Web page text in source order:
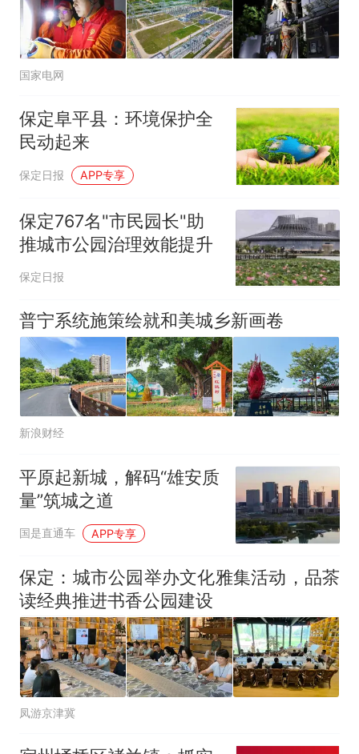
国家电网
保定阜平县：环境保护全
民动起来
保定日报 APP专享
保定767名"市民园长"助
推城市公园治理效能提升
保定日报
普宁系统施策绘就和美城乡新画卷
新浪财经
平原起新城，解码“雄安质
量”筑城之道
国是直通车 APP专享
保定：城市公园举办文化雅集活动，品茶
读经典推进书香公园建设
凤游京津冀